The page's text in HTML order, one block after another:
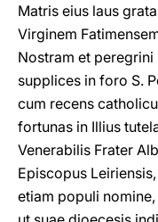
Matris eius laus
Virginem
Nostram et
supplices in foro S.
cum recens
fortunas in Illius
Venerabilis Frater
Episcopus
etiam populi